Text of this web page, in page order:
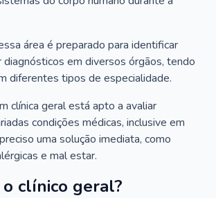
área é preparado para identificar
diagnósticos em diversos órgãos, tendo
diferentes tipos de especialidade.
clínica geral está apto a avaliar
condições médicas, inclusive em
uma solução imediata, como
e mal estar.
clínico geral?